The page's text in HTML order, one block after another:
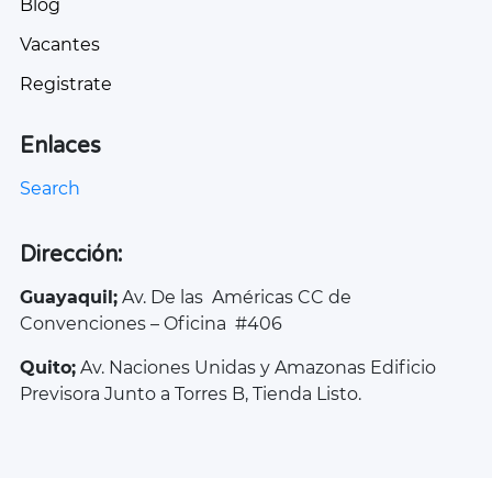
Blog
Vacantes
Registrate
Enlaces
Search
Dirección:
Guayaquil; Av. De las Américas CC de
Convenciones – Oficina #406
Quito; Av. Naciones Unidas y Amazonas Edificio
Previsora Junto a Torres B, Tienda Listo.